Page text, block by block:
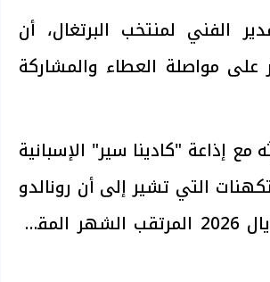
الفني لمنتخب البرتغال، أن
على مواصلة العطاء والمشاركة
مع إذاعة "كادينا سير" الإسبانية
التي تشير إلى أن رونالدو
(41 عاما) سيعتزل دوليا بعد مونديال 2026 المرتقب الشهر المقبل